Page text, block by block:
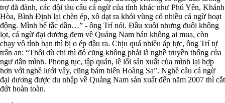
trợ đã đành, các đội tàu câu cá ngừ của tỉnh khác như Phú Yên, Khánh
Hòa, Bình Định lại chèn ép, xô dạt ra khỏi vùng có nhiều cá ngừ hoạt
động. Mình bế tắc dần…” - ông Trí nói. Đầu xuôi nhưng đuôi không
lọt, cá ngừ đại dương đem về Quảng Nam bán không ai mua, còn
chạy vô tỉnh bạn thì bị o ép đầu ra. Chịu quá nhiều áp lực, ông Trí tự
trấn an: “Thôi dù chi thì đó cũng không phải là nghề truyền thống của
ngư dân mình. Phong tục, tập quán, lề lối sản xuất của mình lại hợp
hơn với nghề lưới vây, cũng bám biển Hoàng Sa”. Nghề câu cá ngừ
đại dương được du nhập về Quảng Nam sản xuất đến năm 2007 thì cắt
đứt hoàn toàn.